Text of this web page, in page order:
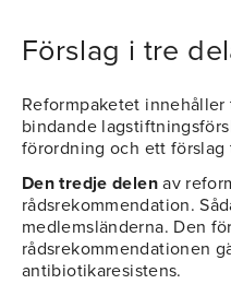
Förslag i tre
Reformpaketet
bindande
förordning och ett
Den tredje delenav
rådsrekommendation.
medlemsländerna. Den
rådsrekommendationen
antibiotikaresistens.